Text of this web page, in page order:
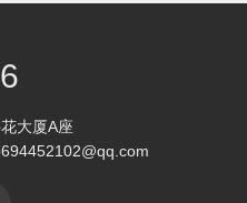
大厦A座